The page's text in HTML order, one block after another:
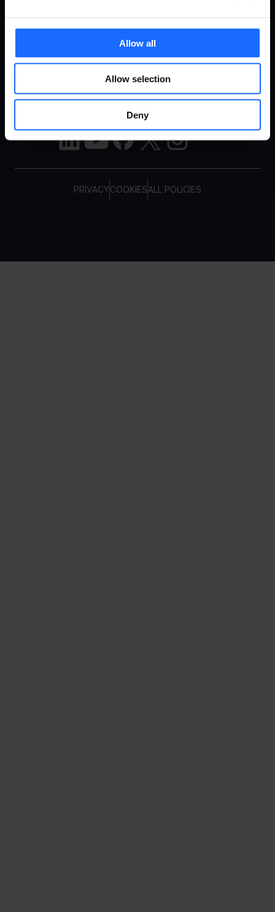
Allow all
Allow selection
Deny
PRIVACYCOOKIESALL POLICIES
る
メールマガジンを購読する
セキュリティ・センター